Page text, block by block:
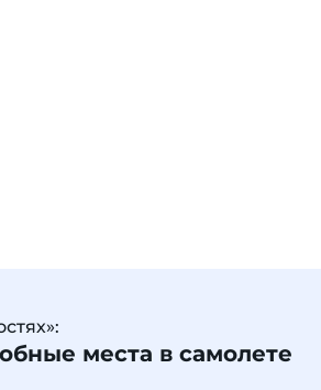
места в самолете